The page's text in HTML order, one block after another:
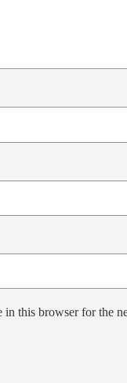
in this browser for the